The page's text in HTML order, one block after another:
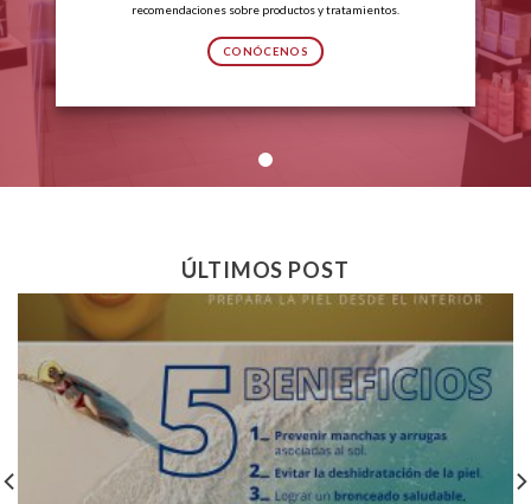
recomendaciones sobre productos y tratamientos.
CONÓCENOS
ÚLTIMOS POST